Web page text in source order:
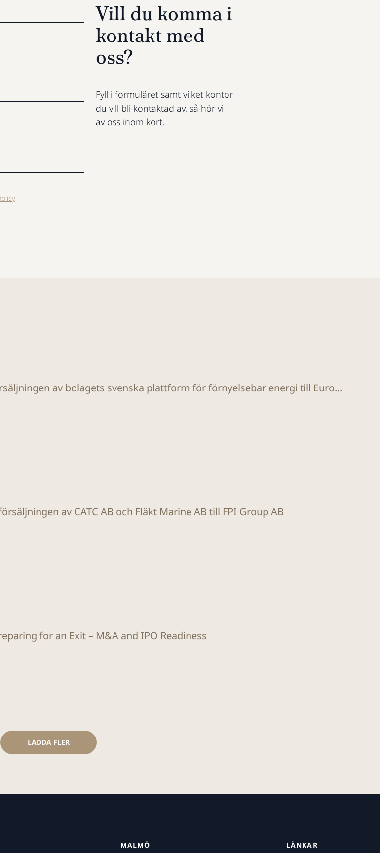
Vill du komma i
kontakt med
oss?
Fyll i formuläret samt vilket kontor
du vill bli kontaktad av, så hör vi
av oss inom kort.
av bolagets svenska plattform för förnyelsebar energi till Euro...
av CATC AB och Fläkt Marine AB till FPI Group AB
for an Exit – M&A and IPO Readiness
LADDA FLER
MALMÖ LÄNKAR